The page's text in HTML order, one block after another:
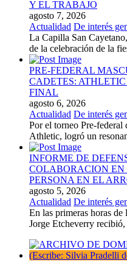
Y EL TRABAJO
agosto 7, 2026
Actualidad De interés
La Capilla San
de la celebración de la
PRE-FEDERAL
CADETES:
FINAL
agosto 6, 2026
Actualidad De interés
Por el torneo Pre-federal
Athletic, logró un
INFORME DE
COLABORACION
PERSONA EN EL
agosto 5, 2026
Actualidad De interés
En las primeras horas
Jorge Etcheverry